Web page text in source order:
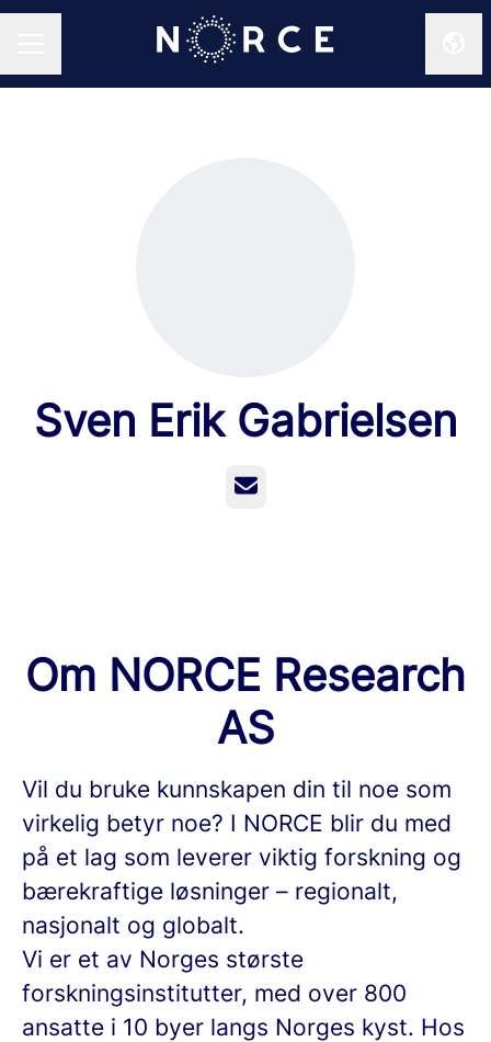
Sven Erik Gabrielsen
E-post
Om NORCE Research
AS
Vil du bruke kunnskapen din til noe som
virkelig betyr noe? I NORCE blir du med
på et lag som leverer viktig forskning og
bærekraftige løsninger – regionalt,
nasjonalt og globalt.
Vi er et av Norges største
forskningsinstitutter, med over 800
ansatte i 10 byer langs Norges kyst. Hos